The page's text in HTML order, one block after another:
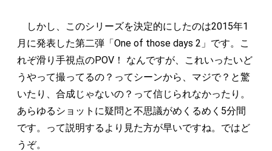
しかし、このシリーズを決定的にしたのは2015年1
月に発表した第二弾「One of those days 2」です。こ
れぞ滑り手視点のPOV！ なんですが、これいったいど
うやって撮ってるの？ってシーンから、マジで？と驚
いたり、合成じゃないの？って信じられなかったり。
あらゆるショットに疑問と不思議がめくるめく5分間
です。って説明するより見た方が早いですね。ではど
うぞ。